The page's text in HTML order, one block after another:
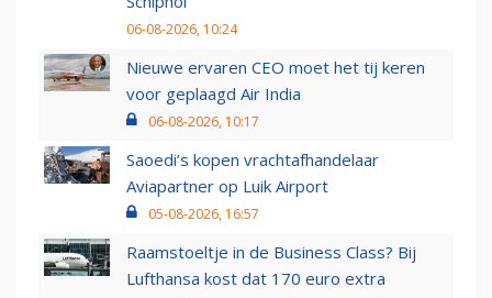
06-08-2026, 10:24
Nieuwe ervaren CEO moet het tij keren
voor geplaagd Air India
06-08-2026, 10:17
Saoedi’s kopen vrachtafhandelaar
Aviapartner op Luik Airport
05-08-2026, 16:57
Raamstoeltje in de Business Class? Bij
Lufthansa kost dat 170 euro extra